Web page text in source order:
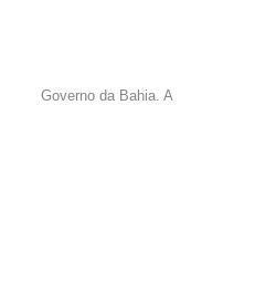
Governo da Bahia. A